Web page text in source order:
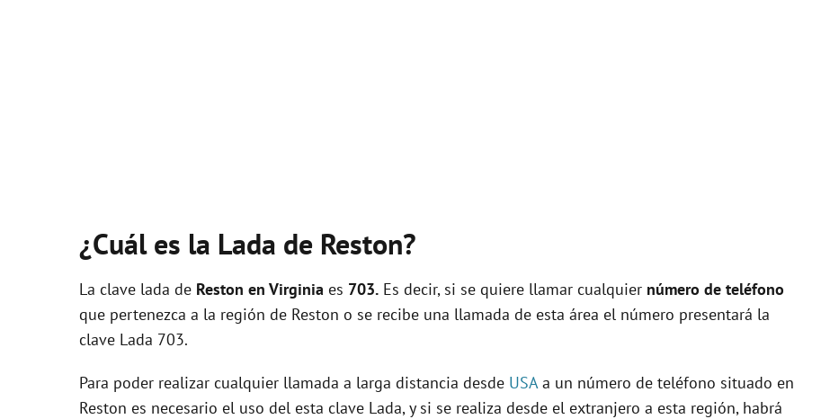
¿Cuál es la Lada de Reston?
La clave lada de Reston en Virginia es 703. Es decir, si se quiere llamar cualquier número de teléfono
que pertenezca a la región de Reston o se recibe una llamada de esta área el número presentará la
clave Lada 703.
Para poder realizar cualquier llamada a larga distancia desde USAa un número de teléfono situado en
Reston es necesario el uso del esta clave Lada, y si se realiza desde el extranjero a esta región, habrá